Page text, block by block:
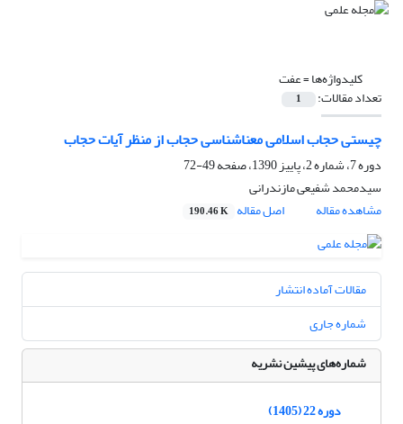
کلیدواژه‌ها =عفت
تعداد مقالات: 1
چیستی حجاب اسلامی معناشناسی حجاب از منظر آیات حجاب
دوره 7، شماره 2، پاییز 1390، صفحه
49-72
سیدمحمد شفیعی مازندرانی
مشاهده مقاله
اصل مقاله 190.46 K
مقالات آماده انتشار
شماره جاری
شماره‌های پیشین نشریه
دوره 22 (1405)